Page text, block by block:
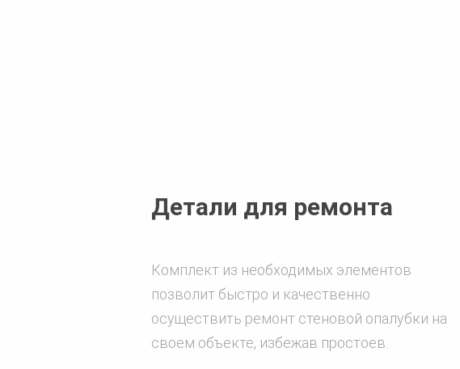
Детали для ремонта
Комплект из необходимых элементов
позволит быстро и качественно
осуществить ремонт стеновой опалубки на
своем объекте, избежав простоев.